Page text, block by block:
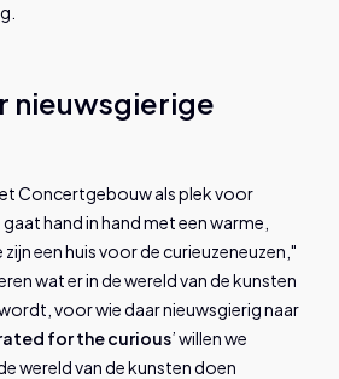
nieuwsgierige
Concertgebouw als plek voor
hand in hand met een warme,
een huis voor de curieuzeneuzen,"
wat er in de wereld van de kunsten
voor wie daar nieuwsgierig naar
for the curious’ willen we
wereld van de kunsten doen